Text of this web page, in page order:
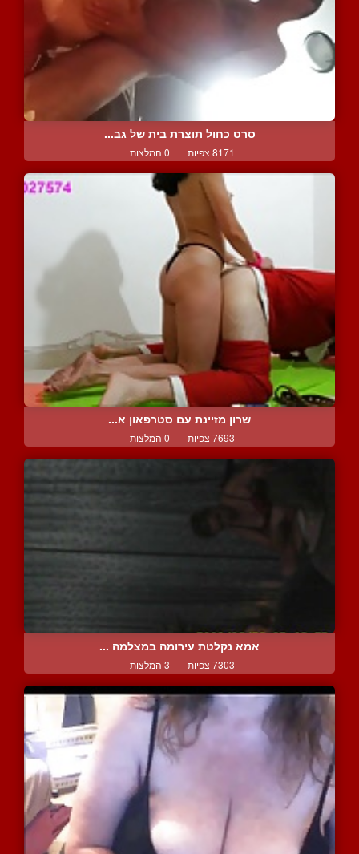
סרט כחול תוצרת בית של גב...
8171 צפיות | 0 המלצות
שרון מזיינת עם סטרפאון א...
7693 צפיות | 0 המלצות
אמא נקלטת עירומה במצלמה ...
7303 צפיות | 3 המלצות